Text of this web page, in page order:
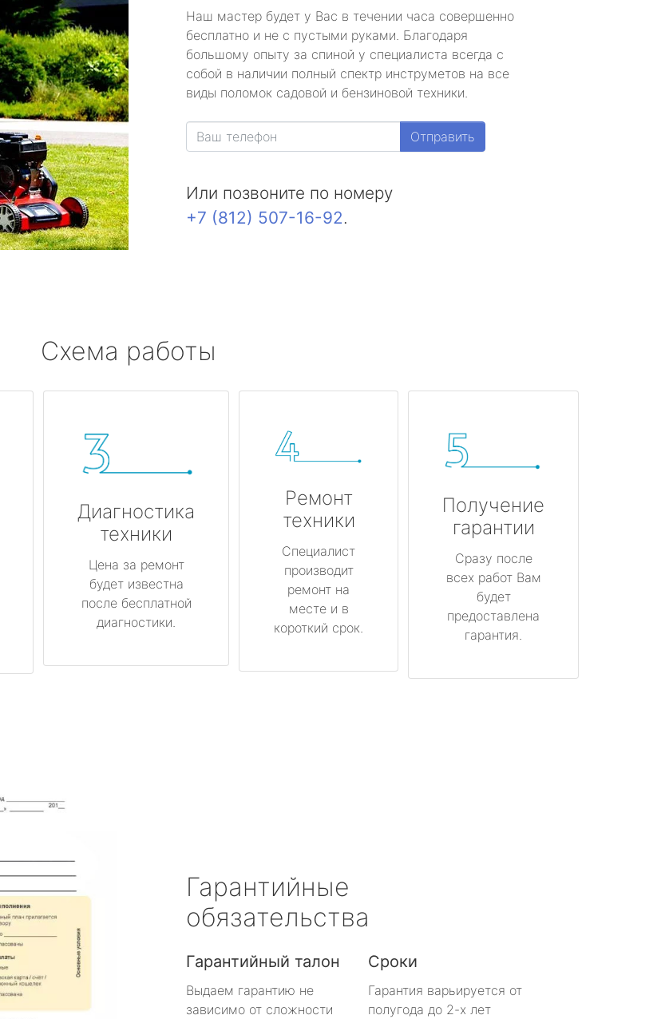
Наш мастер будет у Вас в течении часа совершенно
бесплатно и не с пустыми руками. Благодаря
большому опыту за спиной у специалиста всегда с
собой в наличии полный спектр инструметов на все
виды поломок садовой и бензиновой техники.
Отправить
Или позвоните по номеру
+7 (812) 507-16-92.
Схема работы
Диагностика
техники
Цена за ремонт
будет известна
после бесплатной
диагностики.
Ремонт
техники
Специалист
производит
ремонт на
месте и в
короткий срок.
Получение
гарантии
Сразу после
всех работ Вам
будет
предоставлена
гарантия.
Гарантийные
обязательства
Гарантийный талон
Выдаем гарантию не
зависимо от сложности
Сроки
Гарантия варьируется от
полугода до 2-х лет